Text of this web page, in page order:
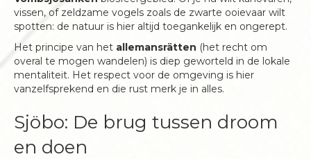
vissen, of zeldzame vogels zoals de zwarte ooievaar wilt
spotten: de natuur is hier altijd toegankelijk en ongerept.
Het principe van het allemansrätten (het recht om
overal te mogen wandelen) is diep geworteld in de lokale
mentaliteit. Het respect voor de omgeving is hier
vanzelfsprekend en die rust merk je in alles.
Sjöbo: De brug tussen droom
en doen